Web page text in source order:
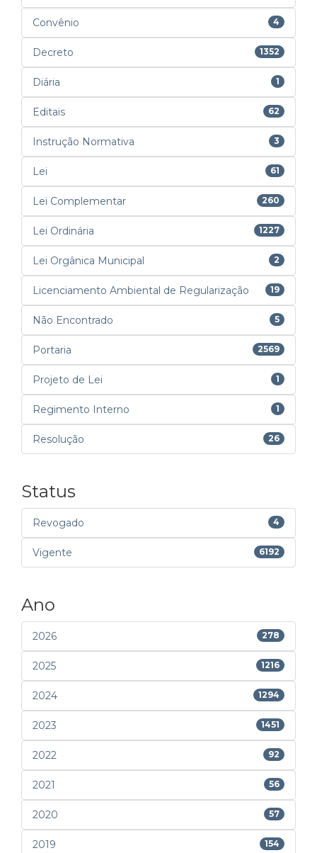
Convênio 4
Decreto 1352
Diária 1
Editais 62
Instrução Normativa 3
Lei 61
Lei Complementar 260
Lei Ordinária 1227
Lei Orgânica Municipal 2
Licenciamento Ambiental de Regularização 19
Não Encontrado 5
Portaria 2569
Projeto de Lei 1
Regimento Interno 1
Resolução 26
Status
Revogado 4
Vigente 6192
Ano
2026 278
2025 1216
2024 1294
2023 1451
2022 92
2021 56
2020 57
2019 154